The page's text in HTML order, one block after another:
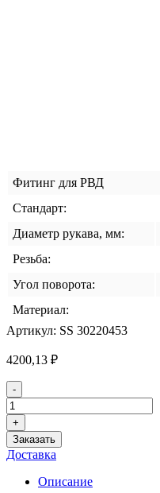
Фитинг для РВД
Стандарт:
Диаметр рукава, мм:
Резьба:
Угол поворота:
Материал:
Артикул: SS 30220453
4200,13 ₽
Количество
товара
Фитинг
DKOL
DN-
32
-
+
Заказать
Доставка
Описание